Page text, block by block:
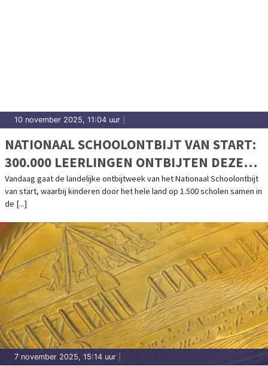
10 november 2025, 11:04 uur
NATIONAAL SCHOOLONTBIJT VAN START:
300.000 LEERLINGEN ONTBIJTEN DEZE
WEEK DOOR HET HELE LAND SAMEN OP
SCHOOL
Vandaag gaat de landelijke ontbijtweek van het Nationaal Schoolontbijt
van start, waarbij kinderen door het hele land op 1.500 scholen samen in
de [...]
7 november 2025, 15:14 uur